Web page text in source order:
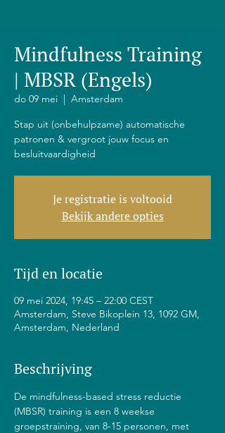
Mindfulness Training
| MBSR (Engels)
do 09 mei
  |
Amsterdam
Stap uit (onbehulpzame) automatische
patronen & vergroot jouw focus en
besluitvaardigheid
Je registratie is voltooid
Bekijk andere opties
Tijd en locatie
09 mei 2024, 19:45 – 22:00 CEST
Amsterdam, Steve Bikoplein 13, 1092 GM,
Amsterdam, Nederland
Beschrijving
De mindfulness-based stress reductie
(MBSR) training is een 8 weekse
groepstraining, van 8-15 personen, met